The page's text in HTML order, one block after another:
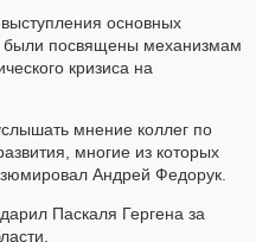
основных
были посвящены механизмам
кризиса на
мнение коллег по
многие из которых
Андрей Федорук.
Паскаля Гергена за